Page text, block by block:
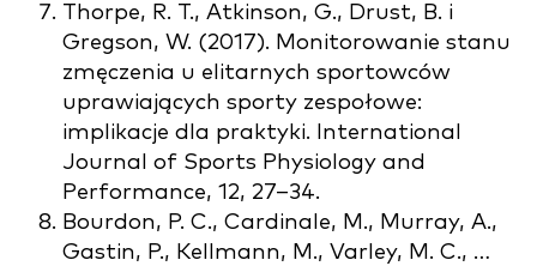
Thorpe, R. T., Atkinson, G., Drust, B. i
Gregson, W. (2017). Monitorowanie stanu
zmęczenia u elitarnych sportowców
uprawiających sporty zespołowe:
implikacje dla praktyki. International
Journal of Sports Physiology and
Performance, 12, 27–34.
Bourdon, P. C., Cardinale, M., Murray, A.,
Gastin, P., Kellmann, M., Varley, M. C., …